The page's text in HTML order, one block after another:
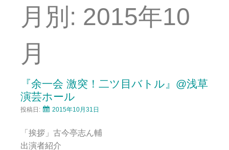
ン
ツ
へ
ス
キ
ッ
プ
月別: 2015年10
月
『余一会 激突！二ツ目バトル』@浅草
演芸ホール
投稿日: 2015年10月31日
「挨拶」古今亭志ん輔
出演者紹介